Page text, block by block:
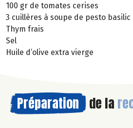
100 gr de tomates cerises
3 cuillères à soupe de pesto basilic
Thym frais
Sel
Huile d’olive extra vierge
Préparation de la